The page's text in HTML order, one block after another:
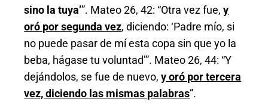
sino la tuya’”. Mateo 26, 42: “Otra vez fue,y
oró por segunda vez, diciendo: ‘Padre mío, si
no puede pasar de mí esta copa sin que yo la
beba, hágase tu voluntad’”. Mateo 26, 44: “Y
dejándolos, se fue de nuevo,y oró por tercera
vez, diciendo las mismas palabras”.